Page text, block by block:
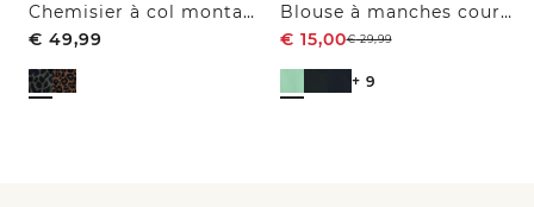
Chemisier à col montant zippé
€ 49,99
Blouse à manches courtes avec col fendu
€ 15,00€29,99
+ 9